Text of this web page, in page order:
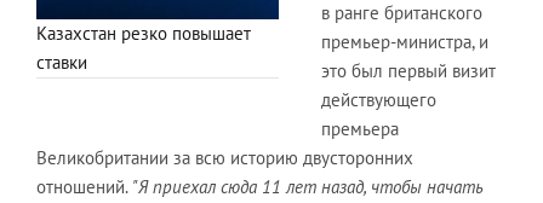
Казахстан резко повышает
ставки
в ранге британского
премьер-министра, и
это был первый визит
действующего
премьера
Великобритании за всю историю двусторонних
отношений. "Я приехал сюда 11 лет назад, чтобы начать